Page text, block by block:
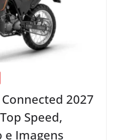
2027
Speed,
e Imagens